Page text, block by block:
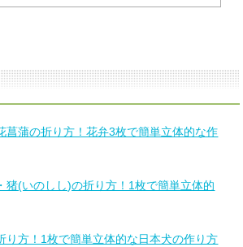
菖蒲の折り方！花弁3枚で簡単立体的な作
猪(いのしし)の折り方！1枚で簡単立体的
り方！1枚で簡単立体的な日本犬の作り方